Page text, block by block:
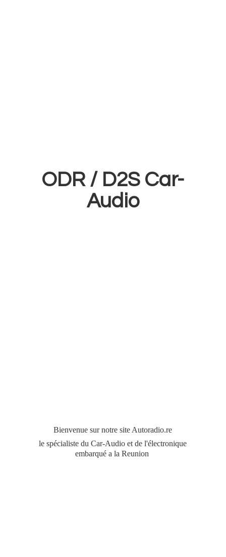
ODR / D2S Car-
Audio
Bienvenue sur notre site Autoradio.re
le spécialiste du Car-Audio et de l'électronique
embarqué a la Reunion